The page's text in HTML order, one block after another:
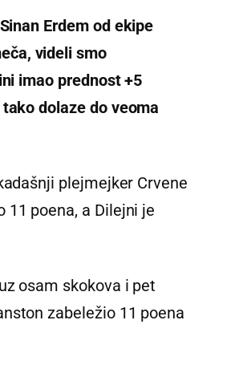
Erdem od ekipe
videli smo
imao prednost +5
dolaze do veoma
plejmejker Crvene
11 poena, a Dilejni je
osam skokova i pet
zabeležio 11 poena